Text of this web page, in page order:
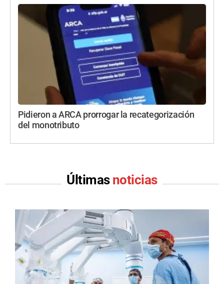
Pidieron a ARCA prorrogar la recategorización
del monotributo
Últimas noticias